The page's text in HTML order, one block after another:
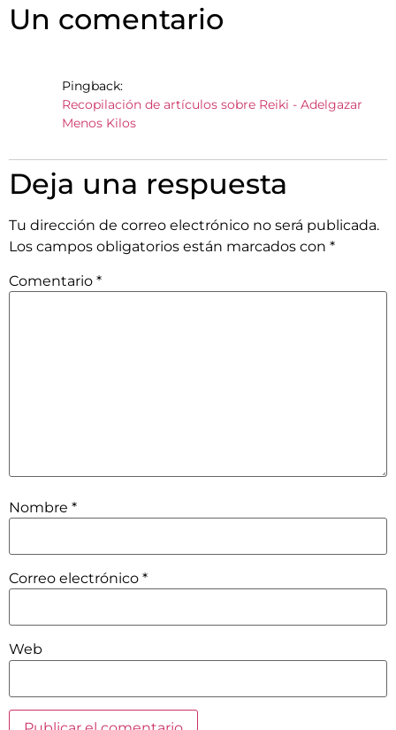
Un comentario
Pingback:
Recopilación de artículos sobre Reiki - Adelgazar
Menos Kilos
Deja una respuesta
Tu dirección de correo electrónico no será publicada.
Los campos obligatorios están marcados con *
Comentario *
Nombre *
Correo electrónico *
Web